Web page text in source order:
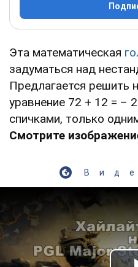
Эта математическая
задуматься над
Предлагается решить
уравнение 72 + 12 = –
спичками, только
Смотрите